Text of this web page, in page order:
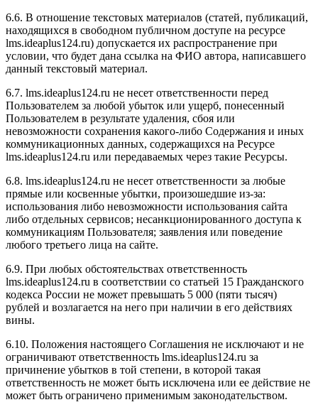
6.6. В отношение текстовых материалов (статей, публикаций,
находящихся в свободном публичном доступе на ресурсе
lms.ideaplus124.ru) допускается их распространение при
условии, что будет дана ссылка на ФИО автора, написавшего
данный текстовый материал.
6.7. lms.ideaplus124.ru не несет ответственности перед
Пользователем за любой убыток или ущерб, понесенный
Пользователем в результате удаления, сбоя или
невозможности сохранения какого-либо Содержания и иных
коммуникационных данных, содержащихся на Ресурсе
lms.ideaplus124.ru или передаваемых через такие Ресурсы.
6.8. lms.ideaplus124.ru не несет ответственности за любые
прямые или косвенные убытки, произошедшие из-за:
использования либо невозможности использования сайта
либо отдельных сервисов; несанкционированного доступа к
коммуникациям Пользователя; заявления или поведение
любого третьего лица на сайте.
6.9. При любых обстоятельствах ответственность
lms.ideaplus124.ru в соответствии со статьей 15 Гражданского
кодекса России не может превышать 5 000 (пяти тысяч)
рублей и возлагается на него при наличии в его действиях
вины.
6.10. Положения настоящего Соглашения не исключают и не
ограничивают ответственность lms.ideaplus124.ru за
причинение убытков в той степени, в которой такая
ответственность не может быть исключена или ее действие не
может быть ограничено применимым законодательством.